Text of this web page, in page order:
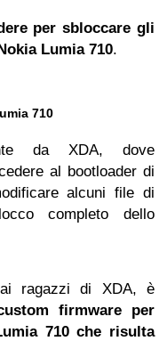
per sbloccare gli
Lumia 710.
710
da XDA, dove
al bootloader di
alcuni file di
completo dello
ragazzi di XDA, è
firmware per
710 che risulta